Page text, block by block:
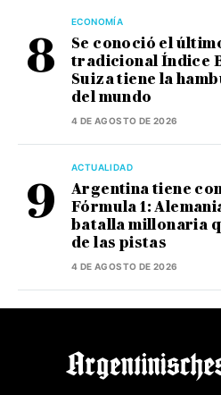
ECONOMÍA
Se conoció el
tradicional Índice
Suiza tiene la
del mundo
4 DE AGOSTO DE 2026
ACTUALIDAD
Argentina tiene
Fórmula 1:
batalla millonaria
de las pistas
4 DE AGOSTO DE 2026